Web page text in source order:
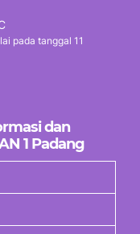
pada tanggal 11
dan
1 Padang